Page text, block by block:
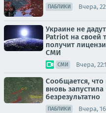
ПАБЛИКИ Вчера,
Украине не
Patriot на своей
получит
СМИ
СМИ Вчера,
Сообщается, что
вновь
безрезультатно
ПАБЛИКИ Вчера,